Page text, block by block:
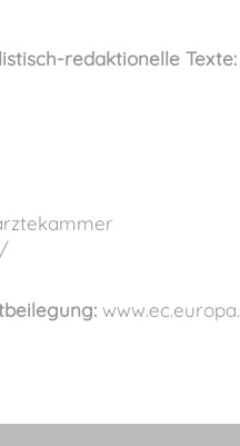
redaktionelle Texte: